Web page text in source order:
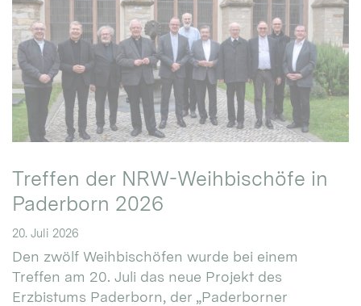
Treffen der NRW-Weihbischöfe in
Paderborn 2026
20. Juli 2026
Den zwölf Weihbischöfen wurde bei einem
Treffen am 20. Juli das neue Projekt des
Erzbistums Paderborn, der „Paderborner